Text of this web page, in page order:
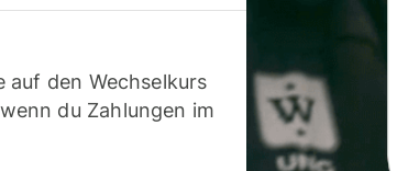
auf den Wechselkurs
du Zahlungen im